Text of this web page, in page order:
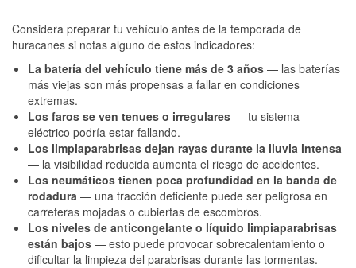
Considera preparar tu vehículo antes de la temporada de
huracanes si notas alguno de estos indicadores:
La batería del vehículo tiene más de 3 años — las baterías
más viejas son más propensas a fallar en condiciones
extremas.
Los faros se ven tenues o irregulares — tu sistema
eléctrico podría estar fallando.
Los limpiaparabrisas dejan rayas durante la lluvia intensa
— la visibilidad reducida aumenta el riesgo de accidentes.
Los neumáticos tienen poca profundidad en la banda de
rodadura — una tracción deficiente puede ser peligrosa en
carreteras mojadas o cubiertas de escombros.
Los niveles de anticongelante o líquido limpiaparabrisas
están bajos — esto puede provocar sobrecalentamiento o
dificultar la limpieza del parabrisas durante las tormentas.